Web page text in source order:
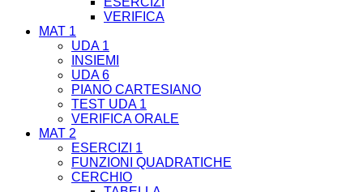
VERIFICA
MAT 1
UDA 1
INSIEMI
UDA 6
PIANO CARTESIANO
TEST UDA 1
VERIFICA ORALE
MAT 2
ESERCIZI 1
FUNZIONI QUADRATICHE
CERCHIO